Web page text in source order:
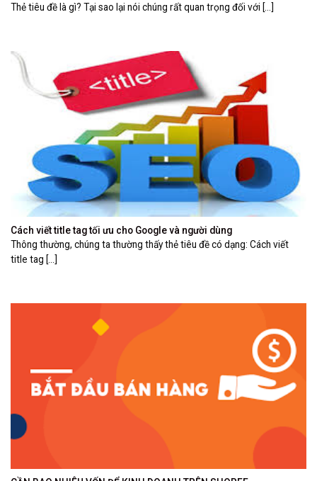
Thẻ tiêu đề là gì? Tại sao lại nói chúng rất quan trọng đối với [...]
Cách viết title tag tối ưu cho Google và người dùng
Thông thường, chúng ta thường thấy thẻ tiêu đề có dạng: Cách viết
title tag [...]